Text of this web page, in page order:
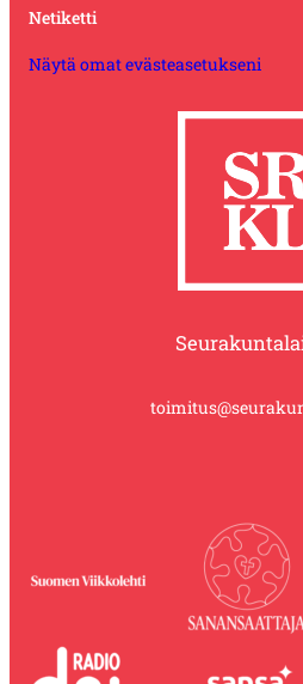
Netiketti
Näytä omat evästeasetukseni